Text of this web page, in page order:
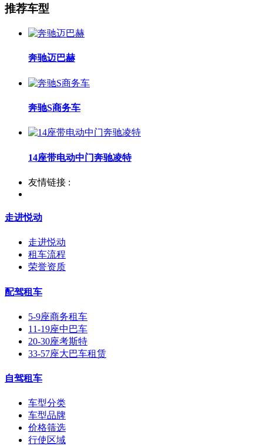
推荐车型
奔驰迈巴赫
奔驰S商务车
14座带电动中门奔驰凌特
友情链接 :
走进悦动
走进悦动
租车流程
荣誉资质
配驾租车
5-9座商务租车
11-19座中巴车
20-30座考斯特
33-57座大巴车租赁
自驾租车
车型分类
车型品牌
价格筛选
行使区域